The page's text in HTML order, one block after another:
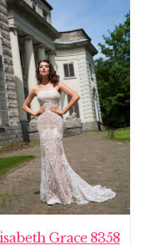
Grace 8358